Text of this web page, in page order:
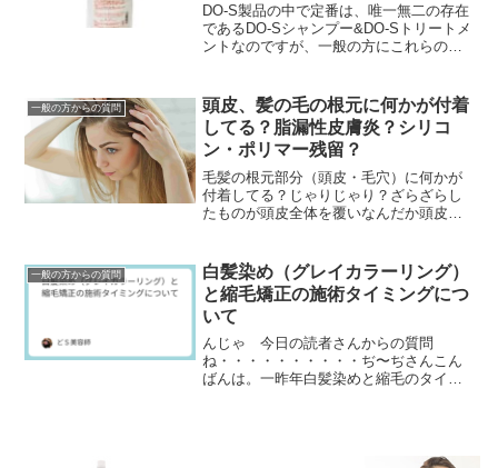
DO-S製品の中で定番は、唯一無二の存在
であるDO-Sシャンプー&DO-Sトリートメ
ントなのですが、一般の方にこれらの次
DO...
一般の方からの質問
頭皮、髪の毛の根元に何かが付着
してる？脂漏性皮膚炎？シリコ
ン・ポリマー残留？
毛髪の根元部分（頭皮・毛穴）に何かが
付着してる？じゃりじゃり？ざらざらし
たものが頭皮全体を覆いなんだか頭皮が
クスやヘッドスパ・炭...
一般の方からの質問
白髪染め（グレイカラーリング）
と縮毛矯正の施術タイミングにつ
いて
んじゃ 今日の読者さんからの質問
ね・・・・・・・・・・ぢ〜ぢさんこん
ばんは。一昨年白髪染めと縮毛のタイミ